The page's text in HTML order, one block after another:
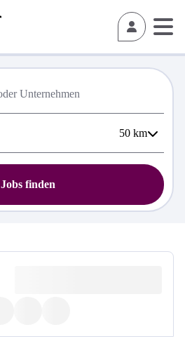
50 km
Jobs finden